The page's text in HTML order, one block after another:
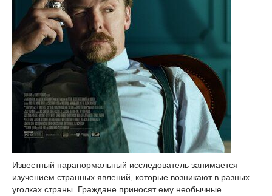
Известный паранормальный исследователь занимается
изучением странных явлений, которые возникают в разных
уголках страны. Граждане приносят ему необычные